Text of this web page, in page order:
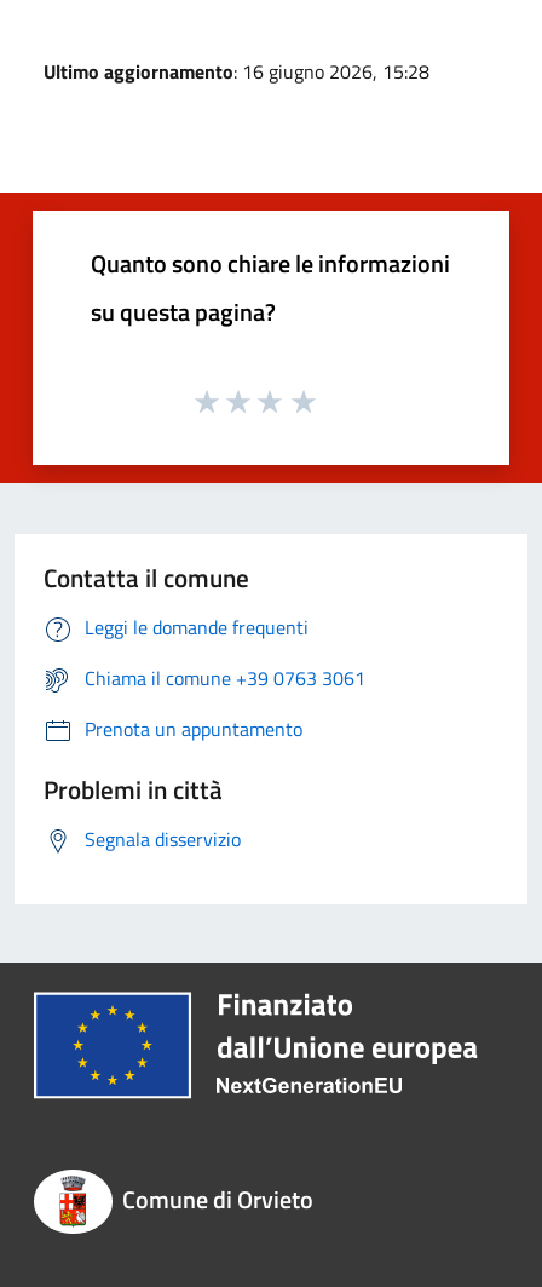
Ultimo aggiornamento: 16 giugno 2026, 15:28
Quanto sono chiare le informazioni
su questa pagina?
Contatta il comune
Leggi le domande frequenti
Chiama il comune +39 0763 3061
Prenota un appuntamento
Problemi in città
Segnala disservizio
Comune di Orvieto